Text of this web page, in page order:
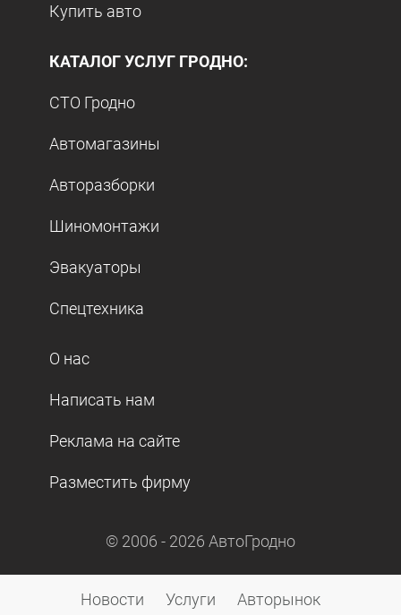
Купить авто
КАТАЛОГ УСЛУГ ГРОДНО:
СТО Гродно
Автомагазины
Авторазборки
Шиномонтажи
Эвакуаторы
Спецтехника
О нас
Написать нам
Реклама на сайте
Разместить фирму
© 2006 - 2026 АвтоГродно
Новости Услуги Авторынок